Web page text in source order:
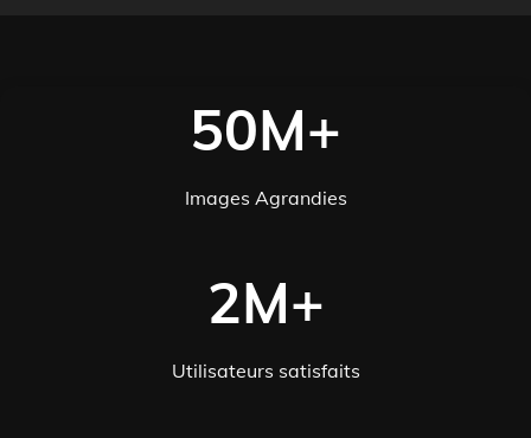
50M+
Images Agrandies
2M+
Utilisateurs satisfaits